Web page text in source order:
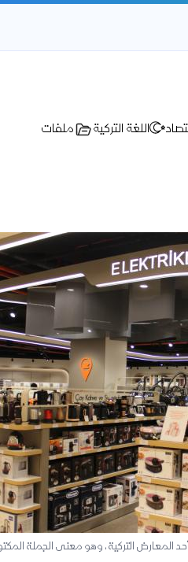
اللغة التركية ملفات
المعارض التركية، وهو معنى الجملة